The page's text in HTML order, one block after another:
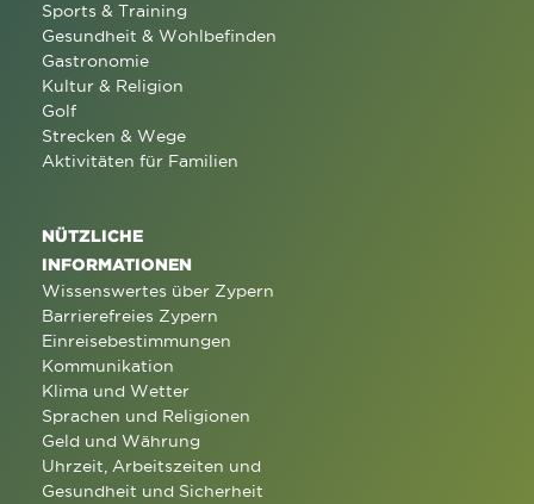
Sports & Training
Gesundheit & Wohlbefinden
Gastronomie
Kultur & Religion
Golf
Strecken & Wege
Aktivitäten für Familien
NÜTZLICHE
INFORMATIONEN
Wissenswertes über Zypern
Barrierefreies Zypern
Einreisebestimmungen
Kommunikation
Klima und Wetter
Sprachen und Religionen
Geld und Währung
Uhrzeit, Arbeitszeiten und
Gesundheit und Sicherheit